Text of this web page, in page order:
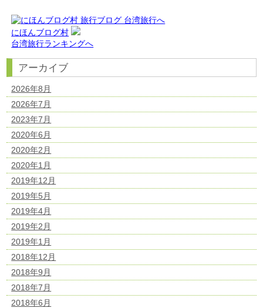
にほんブログ村
台湾旅行ランキングへ
アーカイブ
2026年8月
2026年7月
2023年7月
2020年6月
2020年2月
2020年1月
2019年12月
2019年5月
2019年4月
2019年2月
2019年1月
2018年12月
2018年9月
2018年7月
2018年6月